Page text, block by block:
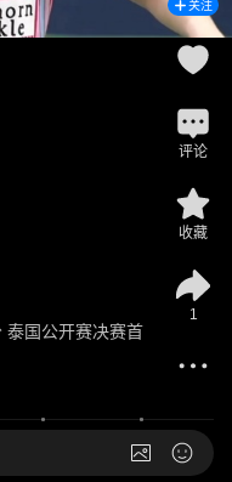
泰国公开赛决赛首
关注
评论
收藏
1